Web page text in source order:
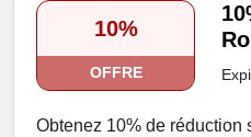
10%
OFFRE
Obtenez 10% de réduction